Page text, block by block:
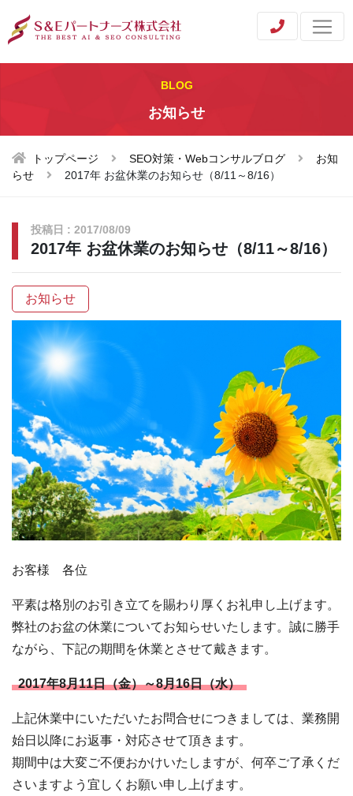
BLOG
お知らせ
トップページ SEO対策・Webコンサルブログ
お知
らせ
2017年 お盆休業のお知らせ（8/11～8/16）
投稿日 : 2017/08/09
2017年 お盆休業のお知らせ（8/11～8/16）
お知らせ
お客様 各位
平素は格別のお引き立てを賜わり厚くお礼申し上げます。
弊社のお盆の休業についてお知らせいたします。誠に勝手
ながら、下記の期間を休業とさせて戴きます。
2017年8月11日（金）～8月16日（水）
上記休業中にいただいたお問合せにつきましては、業務開
始日以降にお返事・対応させて頂きます。
期間中は大変ご不便おかけいたしますが、何卒ご了承くだ
さいますよう宜しくお願い申し上げます。